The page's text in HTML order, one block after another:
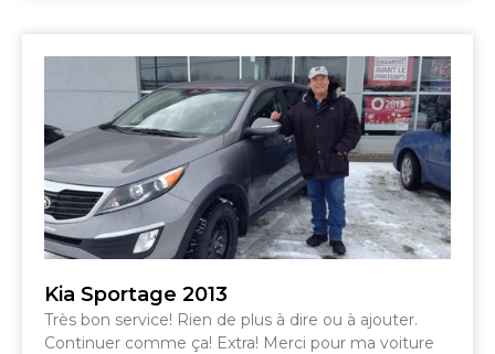
Kia Sportage 2013
Très bon service! Rien de plus à dire ou à ajouter.
Continuer comme ça! Extra! Merci pour ma voiture
819 564-2196
GRANBY
DRUMMONDVILLE
ESTRIE
SHERBROOKE